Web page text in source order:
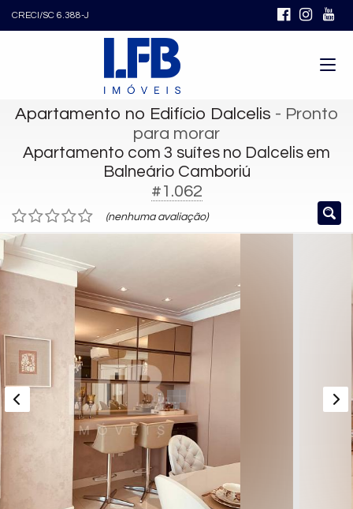
CRECI/SC 6.388-J
Apartamento no Edifício Dalcelis - Pronto
para morar
Apartamento com 3 suítes no Dalcelis em
Balneário Camboriú
#1.062
(nenhuma avaliação)